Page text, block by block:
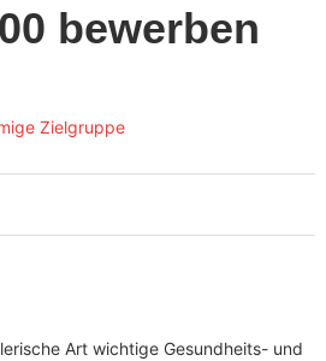
bewerben
Art wichtige Gesundheits- und